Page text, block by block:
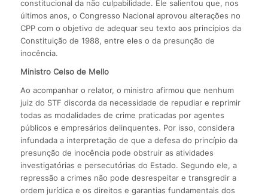
constitucional da não culpabilidade. Ele salientou que, nos
últimos anos, o Congresso Nacional aprovou alterações no
CPP com o objetivo de adequar seu texto aos princípios da
Constituição de 1988, entre eles o da presunção de
inocência.
Ministro Celso de Mello
Ao acompanhar o relator, o ministro afirmou que nenhum
juiz do STF discorda da necessidade de repudiar e reprimir
todas as modalidades de crime praticadas por agentes
públicos e empresários delinquentes. Por isso, considera
infundada a interpretação de que a defesa do princípio da
presunção de inocência pode obstruir as atividades
investigatórias e persecutórias do Estado. Segundo ele, a
repressão a crimes não pode desrespeitar e transgredir a
ordem jurídica e os direitos e garantias fundamentais dos